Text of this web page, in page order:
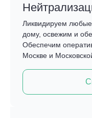
Ликвидируем
дому, освежим и
Обеспечим
Москве и